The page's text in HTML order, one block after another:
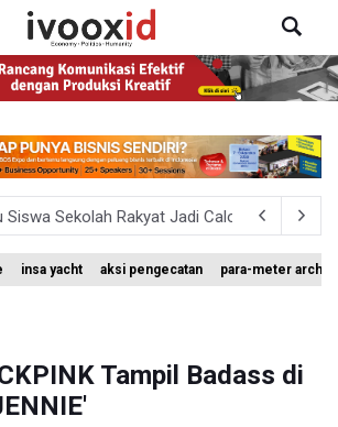
Siswa Sekolah Rakyat Jadi Calon Paskibraka
Pemprov Kalimantan Barat Tinjau Kembali
Periksa Febrie Adransayah sebagai
insa yacht aksi pengecatan para-meter
Tampil Badass di